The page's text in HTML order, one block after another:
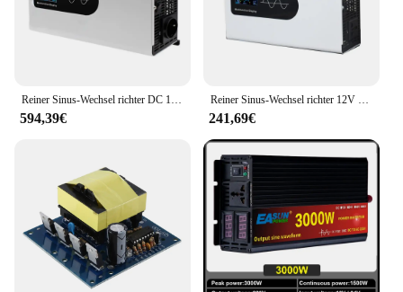
Reiner Sinus-Wechsel richter DC 12V 24V 48V 60V 220V 230V 6600W 10000W Inversor-Spannungs wandler 12 Power Car Solar Wechsel richter LCD
594,39€
Reiner Sinus-Wechsel richter 12V 220V 6600W 10000W Solar-Wechsel richter DC 12V 24V 48V 60V 72V bis AC 220V Ladegerät Spannungs wandler
241,69€